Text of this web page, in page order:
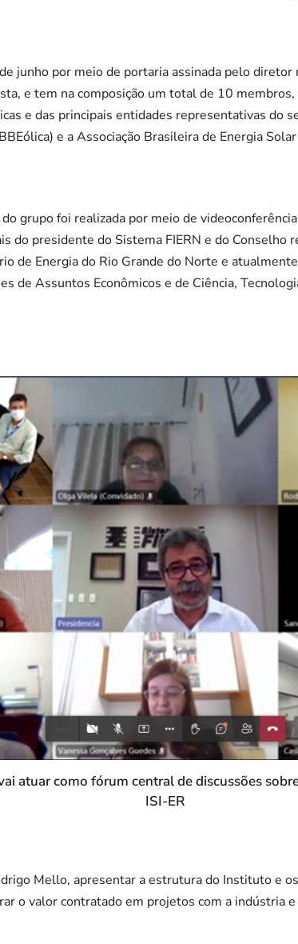
junho por meio de portaria assinada pelo diretor
e tem na composição um total de 10
e das principais entidades representativas do
e a Associação Brasileira de Energia
grupo foi realizada por meio de
do presidente do Sistema FIERN e do Conselho
de Energia do Rio Grande do Norte e
de Assuntos Econômicos e de Ciência,
atuar como fórum central de discussões
ISI-ER
Mello, apresentar a estrutura do Instituto e
o valor contratado em projetos com a indústria